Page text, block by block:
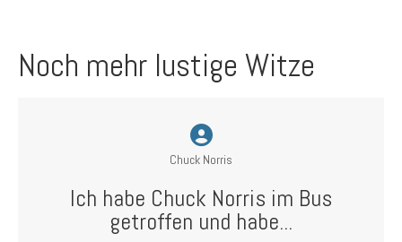
Noch mehr lustige Witze
Chuck Norris
Ich habe Chuck Norris im Bus
getroffen und habe...